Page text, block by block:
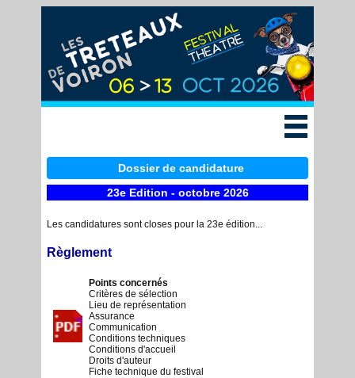
Edition 2026
Billetterie
Accès & Infos
Le festival
Historique
partenaires
Contact
Dossier de candidature
23e Edition - octobre 2026
Les candidatures sont closes pour la 23e édition...
Règlement
Points concernés
Critères de sélection
Lieu de représentation
Assurance
Communication
Conditions techniques
Conditions d'accueil
Droits d'auteur
Fiche technique du festival